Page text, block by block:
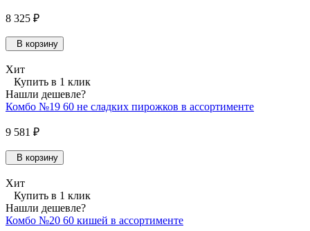
8 325 ₽
В корзину
Хит
Купить в 1 клик
Нашли дешевле?
Комбо №19 60 не сладких пирожков в ассортименте
9 581 ₽
В корзину
Хит
Купить в 1 клик
Нашли дешевле?
Комбо №20 60 кишей в ассортименте